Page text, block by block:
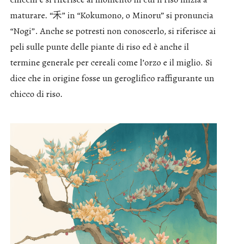
maturare. “禾” in “Kokumono, o Minoru” si pronuncia
“Nogi”. Anche se potresti non conoscerlo, si riferisce ai
peli sulle punte delle piante di riso ed è anche il
termine generale per cereali come l’orzo e il miglio. Si
dice che in origine fosse un geroglifico raffigurante un
chicco di riso.